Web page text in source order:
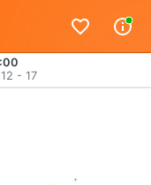
- 17